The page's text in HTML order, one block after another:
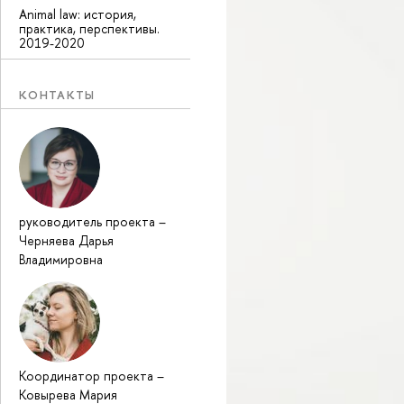
Animal law: история,
практика, перспективы.
2019-2020
КОНТАКТЫ
руководитель проекта –
Черняева Дарья
Владимировна
Координатор проекта –
Ковырева Мария